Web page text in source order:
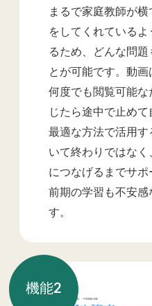
まるで家庭教師が
をしてくれている
るため、どんな問題
とが可能です。動
何度でも閲覧可能
じたら途中で止めて
最適な方法で活用
いて終わりではな
につなげるまでサ
前期の学習も不安感
す。
機能2